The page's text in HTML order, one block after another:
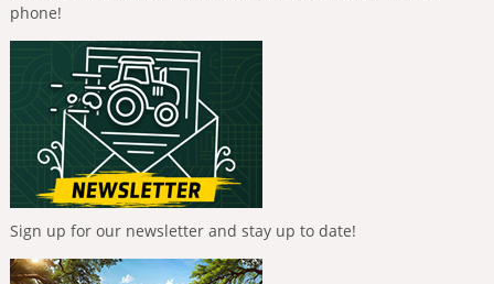
phone!
Sign up for our newsletter and stay up to date!